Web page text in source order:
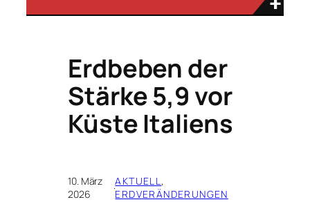
Erdbeben der
Stärke 5,9 vor
Küste Italiens
10. März
2026
·AKTUELL
ERDVERÄNDERUNGEN